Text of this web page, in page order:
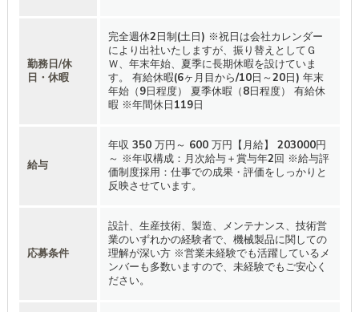
勤務日/休
日・休暇
完全週休2日制(土日) ※祝日は会社カレンダー
により出社いたしますが、振り替えとしてＧ
Ｗ、年末年始、夏季に長期休暇を設けていま
す。 有給休暇(6ヶ月目から/10日～20日) 年末
年始（9日程度） 夏季休暇（8日程度） 有給休
暇 ※年間休日119日
給与
年収 350 万円～ 600 万円【月給】 203000円
～ ※年収構成：月次給与＋賞与年2回 ※給与評
価制度採用：仕事での成果・評価をしっかりと
反映させています。
応募条件
設計、生産技術、製造、メンテナンス、技術営
業のいずれかの経験者で、機械製品に関しての
理解が深い方 ※営業未経験でも活躍しているメ
ンバーも多数いますので、未経験でもご安心く
ださい。